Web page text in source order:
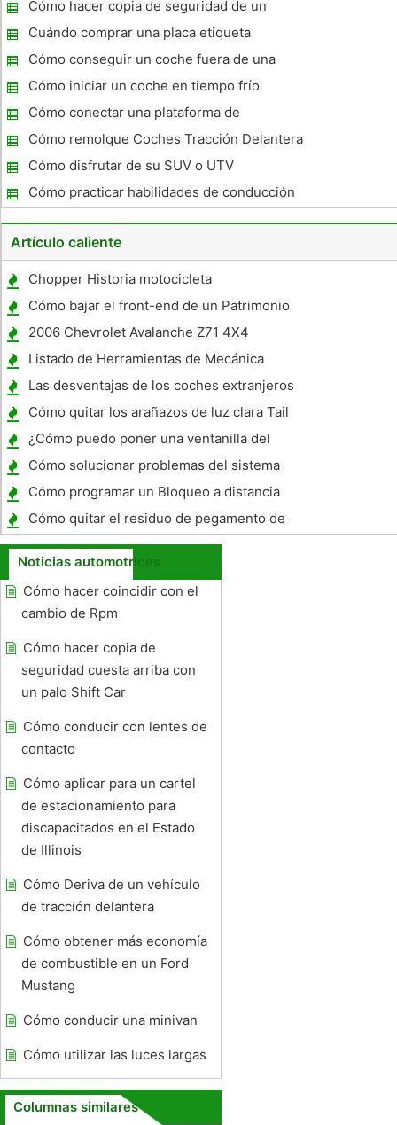
Cómo hacer copia de seguridad de un
camión semi
Cuándo comprar una placa etiqueta
Cómo conseguir un coche fuera de una
zanja
Cómo iniciar un coche en tiempo frío
Cómo conectar una plataforma de
conversión de un tractor remolque
Cómo remolque Coches Tracción Delantera
Cómo disfrutar de su SUV o UTV
Cómo practicar habilidades de conducción
Artículo caliente
Chopper Historia motocicleta
Cómo bajar el front-end de un Patrimonio
Harley
2006 Chevrolet Avalanche Z71 4X4
Especificaciones
Listado de Herramientas de Mecánica
Automotriz "
Las desventajas de los coches extranjeros
en los EE.UU.
Cómo quitar los arañazos de luz clara Tail
Cubre
¿Cómo puedo poner una ventanilla del
coche en un Nissan Altima 2003?
Cómo solucionar problemas del sistema
eléctrico en un Chrysler Sebring
Cómo programar un Bloqueo a distancia
para un 2001 Camry
Cómo quitar el residuo de pegamento de
parabrisas de una motocicleta
Noticias automotrices
Cómo hacer coincidir con el
cambio de Rpm
Cómo hacer copia de
seguridad cuesta arriba con
un palo Shift Car
Cómo conducir con lentes de
contacto
Cómo aplicar para un cartel
de estacionamiento para
discapacitados en el Estado
de Illinois
Cómo Deriva de un vehículo
de tracción delantera
Cómo obtener más economía
de combustible en un Ford
Mustang
Cómo conducir una minivan
Cómo utilizar las luces largas
Columnas similares